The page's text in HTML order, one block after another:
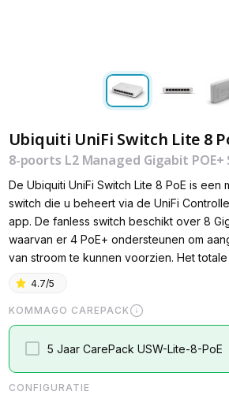
Ubiquiti UniFi Switch Lite 8
8-poorts L2 Managed Gigabit POE+
De Ubiquiti UniFi Switch Lite 8 PoE is een
switch die u beheert via de UniFi
app. De fanless switch beschikt over 8
waarvan er 4 PoE+ ondersteunen om
van stroom te kunnen voorzien. Het
4.7/5
KOMMAGO CAREPACK
5 Jaar CarePack USW-Lite-8-PoE
CONFIGURATIE